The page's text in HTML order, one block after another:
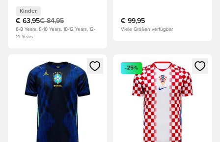
Kinder
€ 63,95€ 84,95
6-8 Years, 8-10 Years, 10-12 Years, 12-
14 Years
€ 99,95
Viele Größen verfügbar
Öffnet ein Fenster zum Anmelden oder Registrieren als
Öffnet ein Fenster zum
-25%